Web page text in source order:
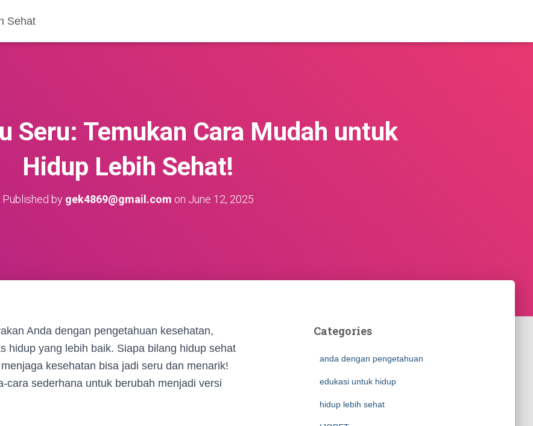
Sehat
Seru: Temukan Cara Mudah untuk
Hidup Lebih Sehat!
Published by gek4869@gmail.com on June 12, 2025
Anda dengan pengetahuan kesehatan,
hidup yang lebih baik. Siapa bilang hidup sehat
kesehatan bisa jadi seru dan menarik!
cara sederhana untuk berubah menjadi versi
Categories
anda dengan pengetahuan
edukasi untuk hidup
hidup lebih sehat